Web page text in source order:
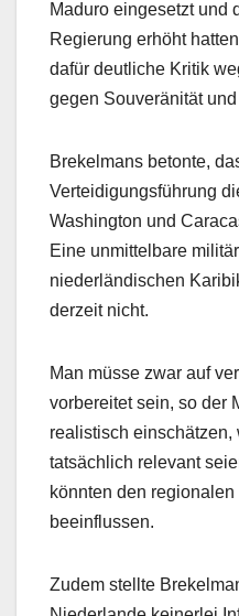
Maduro eingesetzt und
Regierung erhöht
dafür deutliche Kritik
gegen Souveränität
Brekelmans betonte,
Verteidigungsführung
Washington und
Eine unmittelbare
niederländischen
derzeit nicht.
Man müsse zwar auf
vorbereitet sein, so der
realistisch einschätzen,
tatsächlich relevant
könnten den
beeinflussen.
Zudem stellte